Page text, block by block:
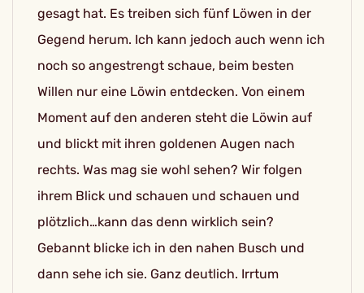
gesagt hat. Es treiben sich fünf Löwen in der
Gegend herum. Ich kann jedoch auch wenn ich
noch so angestrengt schaue, beim besten
Willen nur eine Löwin entdecken. Von einem
Moment auf den anderen steht die Löwin auf
und blickt mit ihren goldenen Augen nach
rechts. Was mag sie wohl sehen? Wir folgen
ihrem Blick und schauen und schauen und
plötzlich…kann das denn wirklich sein?
Gebannt blicke ich in den nahen Busch und
dann sehe ich sie. Ganz deutlich. Irrtum